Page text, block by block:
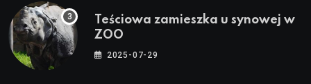
Teściowa zamieszka u synowej w
ZOO
2025-07-29